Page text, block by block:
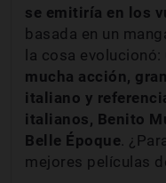
se emitiría en los
basada en un
la cosa evolucionó:
mucha acción,
italiano y
italianos, Benito
Belle Époque .
mejores películas